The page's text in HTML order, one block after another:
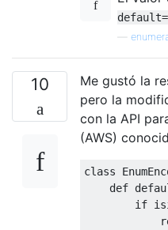
10
Me gustó la
pero la
con la API
(AWS)
class
def
if